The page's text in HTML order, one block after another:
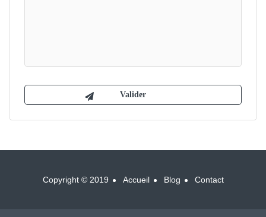
Copyright © 2019 Accueil Blog Contact